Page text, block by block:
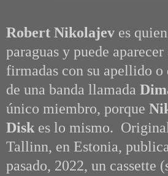
Robert Nikolajev es
paraguas y puede
firmadas con su apellido o
de una banda llamada
único miembro, porque
Disk es lo mismo.
Tallinn, en Estonia,
pasado, 2022, un cassette